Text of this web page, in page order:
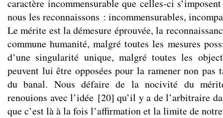
caractère incommensurable que celles-ci
nous les reconnaissons : incommensurables,
Le mérite est la démesure éprouvée, la
commune humanité, malgré toutes les mesures
d’une singularité unique, malgré toutes les
peuvent lui être opposées pour la ramener non pas
du banal. Nous défaire de la nocivité du
renouions avec l’idée [20] qu’il y a de l’arbitraire
que c’est là à la fois l’affirmation et la limite de